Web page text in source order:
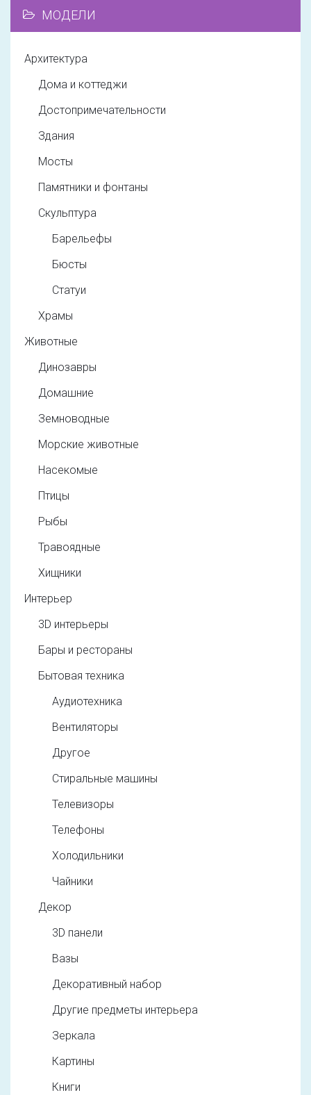
МОДЕЛИ
Архитектура
Дома и коттеджи
Достопримечательности
Здания
Мосты
Памятники и фонтаны
Скульптура
Барельефы
Бюсты
Статуи
Храмы
Животные
Динозавры
Домашние
Земноводные
Морские животные
Насекомые
Птицы
Рыбы
Травоядные
Хищники
Интерьер
3D интерьеры
Бары и рестораны
Бытовая техника
Аудиотехника
Вентиляторы
Другое
Стиральные машины
Телевизоры
Телефоны
Холодильники
Чайники
Декор
3D панели
Вазы
Декоративный набор
Другие предметы интерьера
Зеркала
Картины
Книги